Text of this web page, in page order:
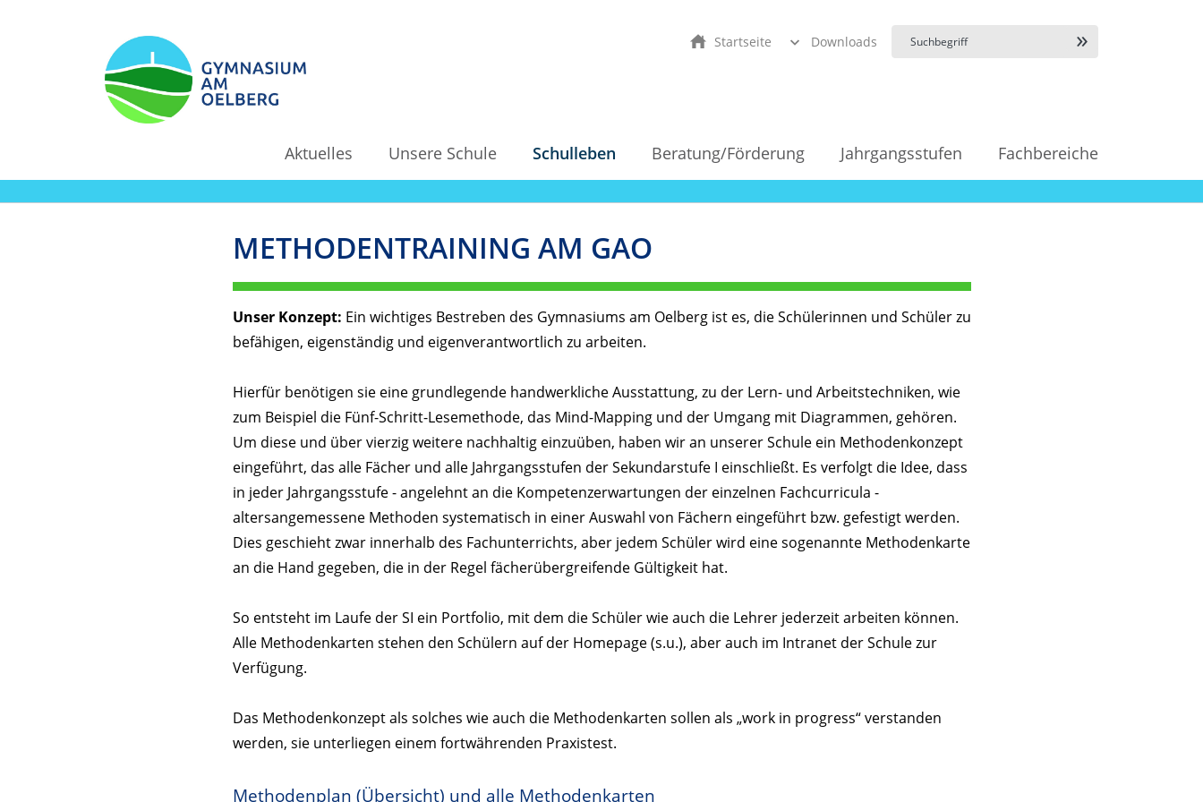
Startseite Downloads
Aktuelles Unsere Schule Schulleben Beratung/Förderung Jahrgangsstufen Fachbereiche
METHODENTRAINING AM GAO
Unser Konzept: Ein wichtiges Bestreben des Gymnasiums am Oelberg ist es, die Schülerinnen und Schüler zu
befähigen, eigenständig und eigenverantwortlich zu arbeiten.
Hierfür benötigen sie eine grundlegende handwerkliche Ausstattung, zu der Lern- und Arbeitstechniken, wie
zum Beispiel die Fünf-Schritt-Lesemethode, das Mind-Mapping und der Umgang mit Diagrammen, gehören.
Um diese und über vierzig weitere nachhaltig einzuüben, haben wir an unserer Schule ein Methodenkonzept
eingeführt, das alle Fächer und alle Jahrgangsstufen der Sekundarstufe I einschließt. Es verfolgt die Idee, dass
in jeder Jahrgangsstufe - angelehnt an die Kompetenzerwartungen der einzelnen Fachcurricula -
altersangemessene Methoden systematisch in einer Auswahl von Fächern eingeführt bzw. gefestigt werden.
Dies geschieht zwar innerhalb des Fachunterrichts, aber jedem Schüler wird eine sogenannte Methodenkarte
an die Hand gegeben, die in der Regel fächerübergreifende Gültigkeit hat.
So entsteht im Laufe der SI ein Portfolio, mit dem die Schüler wie auch die Lehrer jederzeit arbeiten können.
Alle Methodenkarten stehen den Schülern auf der Homepage (s.u.), aber auch im Intranet der Schule zur
Verfügung.
Das Methodenkonzept als solches wie auch die Methodenkarten sollen als „work in progress“ verstanden
werden, sie unterliegen einem fortwährenden Praxistest.
Methodenplan (Übersicht) und alle Methodenkarten